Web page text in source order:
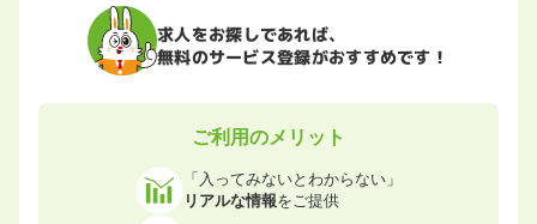
求人をお探しであれば、
無料のサービス登録がおすすめです！
ご利用のメリット
「入ってみないとわからない」
リアルな情報をご提供